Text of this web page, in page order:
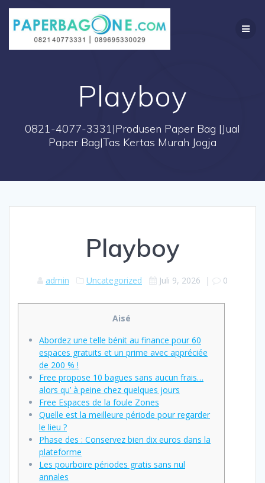
Skip
content
Playboy
0821-4077-3331|Produsen Paper Bag |Jual
Paper Bag|Tas Kertas Murah Jogja
Playboy
admin Uncategorized Juli 9, 2026 | 0
Aisé
Abordez une telle bénit au finance pour 60
espaces gratuits et un prime avec appréciée
de 200 % !
Free propose 10 bagues sans aucun frais…
alors qu’ à peine chez quelques jours
Free Espaces de la foule Zones
Quelle est la meilleure période pour regarder
le lieu ?
Phase des : Conservez bien dix euros dans la
plateforme
Les pourboire périodes gratis sans nul
annales